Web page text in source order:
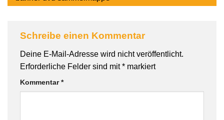
Schreibe einen Kommentar
Deine E-Mail-Adresse wird nicht veröffentlicht.
Erforderliche Felder sind mit* markiert
Kommentar*